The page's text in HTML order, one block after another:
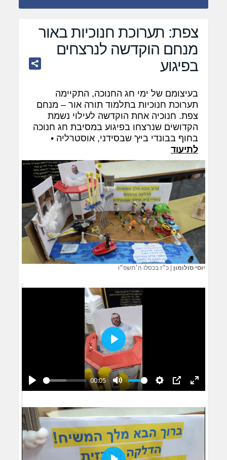
צפת: תערוכת חנוכיות באור
מנחם הוקדשה לנרצחים
בפיגוע
בעיצומם של ימי חג החנוכה, התקיימה
תערוכת חנוכיות בתלמוד תורה אור – מנחם
צפת. חנוכיה אחת הוקדשה לעילוי נשמת
הקדושים שנרצחו בפיגוע במסיבת חג חנוכה
בחוף בבונדי ביץ' שבסידני, אוסטרליה •
לתיעוד
יוסי סולומון |כ״ז בכסלו ה׳תשפ״ו
Play
00:05
Mute Settings PIPEnter
fullscreen
Play